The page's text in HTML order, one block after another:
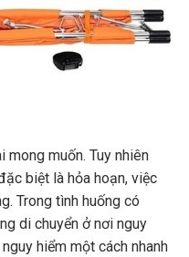
mong muốn. Tuy nhiên
biệt là hỏa hoạn, việc
Trong tình huống có
di chuyển ở nơi nguy
hiểm một cách nhanh